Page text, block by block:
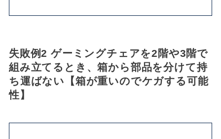
失敗例2 ゲーミングチェアを2階や3階で
組み立てるとき、箱から部品を分けて持
ち運ばない【箱が重いのでケガする可能
性】